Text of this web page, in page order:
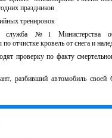
праздников
тренировок
служба №1 Министерства
отчистке кровель от снега и
проверку по факту
разбивший автомобиль своей